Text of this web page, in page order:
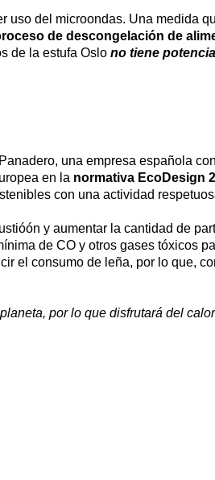
uso del microondas. Una medida
de descongelación de
de la estufa Oslo no tiene
una empresa española
en la normativa EcoDesign
con una actividad
y aumentar la cantidad de
de CO y otros gases tóxicos
el consumo de leña, por lo que,
por lo que disfrutará del